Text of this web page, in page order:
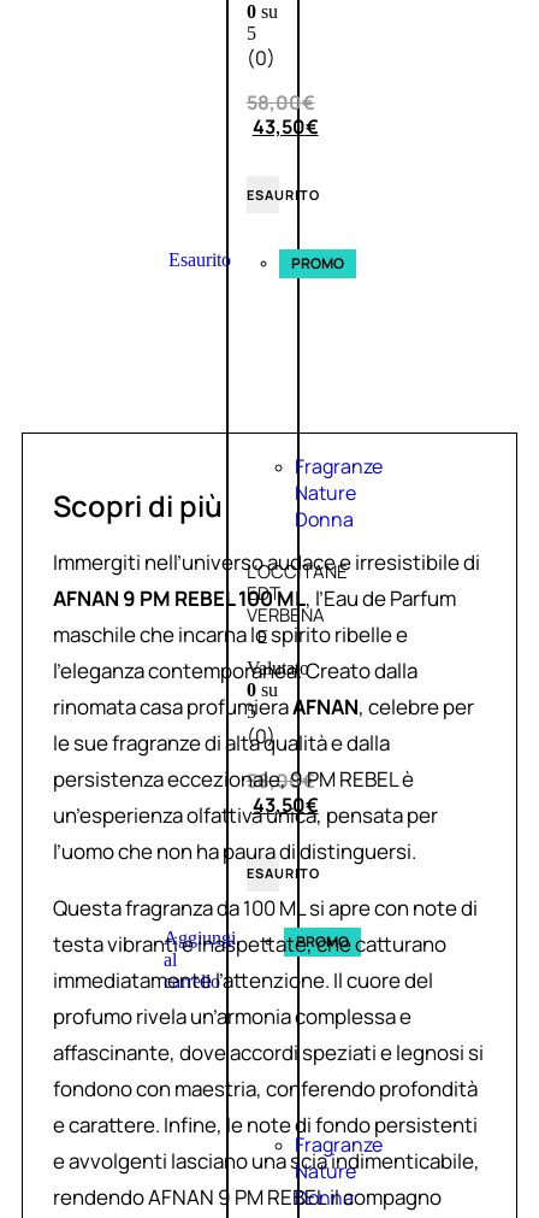
0su
5
(0)
58,00€
43,50€
ESAURITO
Esaurito PROMO
Fragranze
Nature
Donna
L’OCCITANE
EDT
VERBENA
E
Valutato
0su
5
(0)
58,00€
43,50€
ESAURITO
Aggiungi
al
carrello
PROMO
Fragranze
Nature
Donna
Scopri di più
Immergiti nell’universo audace e irresistibile di
AFNAN 9 PM REBEL 100 ML, l’Eau de Parfum
maschile che incarna lo spirito ribelle e
l’eleganza contemporanea. Creato dalla
rinomata casa profumieraAFNAN, celebre per
le sue fragranze di alta qualità e dalla
persistenza eccezionale, 9 PM REBEL è
un’esperienza olfattiva unica, pensata per
l’uomo che non ha paura di distinguersi.
Questa fragranza da 100 ML si apre con note di
testa vibranti e inaspettate, che catturano
immediatamente l’attenzione. Il cuore del
profumo rivela un’armonia complessa e
affascinante, dove accordi speziati e legnosi si
fondono con maestria, conferendo profondità
e carattere. Infine, le note di fondo persistenti
e avvolgenti lasciano una scia indimenticabile,
rendendo AFNAN 9 PM REBEL il compagno